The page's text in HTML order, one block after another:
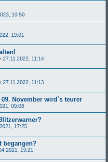
10:50
19:01
27.11.2022, 11:14
27.11.2022, 11:13
November wird`s teurer
09:08
17:25
begangen?
19:21